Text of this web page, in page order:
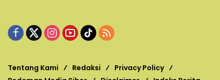
Tentang Kami Redaksi
Privacy Policy